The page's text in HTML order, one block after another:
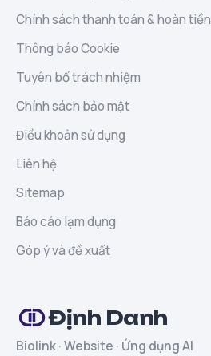
Chính sách thanh toán & hoàn tiền
Thông báo Cookie
Tuyên bố trách nhiệm
Chính sách bảo mật
Điều khoản sử dụng
Liên hệ
Sitemap
Báo cáo lạm dụng
Góp ý và đề xuất
Định Danh
Biolink · Website · Ứng dụng AI